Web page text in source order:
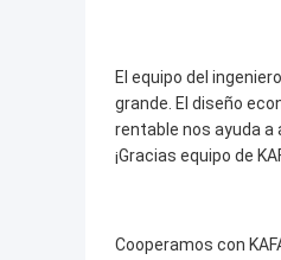
El equipo del
grande. El diseño
rentable nos ayuda a
¡Gracias equipo de
Cooperamos con